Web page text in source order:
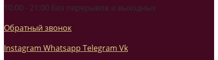
10:00 - 21:00 без перерывов и выходных
Обратный звонок
Instagram Whatsapp Telegram Vk